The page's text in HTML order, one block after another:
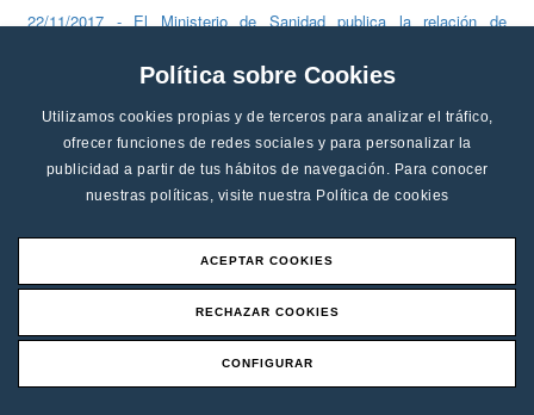
Política sobre Cookies
Utilizamos cookies propias y de terceros para analizar el tráfico,
ofrecer funciones de redes sociales y para personalizar la
publicidad a partir de tus hábitos de navegación. Para conocer
nuestras políticas, visite nuestra Política de cookies
ACEPTAR COOKIES
RECHAZAR COOKIES
CONFIGURAR
22/11/2017 - El Ministerio de Sanidad publica la relación de
15/09/2017 - Publicada la Convocatoria EIR 2017-2018